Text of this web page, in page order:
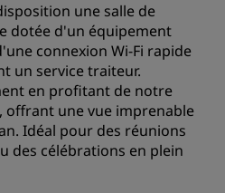
une salle de
dotée d'un équipement
connexion Wi-Fi rapide
un service traiteur.
en profitant de notre
offrant une vue imprenable
Idéal pour des réunions
des célébrations en plein